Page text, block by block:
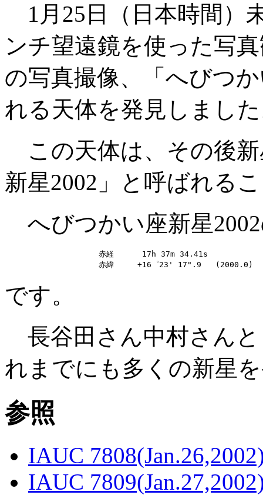
1月25日（日本時間）
ンチ望遠鏡を使った写
の写真撮像、「へびつ
れる天体を発見しまし
この天体は、その後
新星2002」と呼ばれる
へびつかい座新星
                    赤経      17h 37m 34.41s
です。
長谷田さん中村さん
れまでにも多くの新星
参照
IAUC
IAUC